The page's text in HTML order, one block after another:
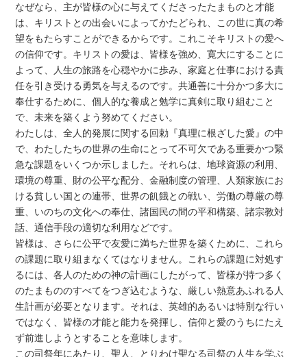
なぜなら、主が皆様の心に与えてくださったたまものと才能
は、キリストとの出会いによってかたどられ、この世に真の希
望をもたらすことができるからです。これこそキリストの愛へ
の信仰です。キリストの愛は、皆様を強め、寛大にすることに
よって、人生の旅路を心穏やかに歩み、家庭と仕事における責
任を引き受ける勇気を与えるのです。共通善に十分かつ多大に
奉仕するために、個人的な養成と勉学に真剣に取り組むこと
で、未来を築くよう努めてください。
わたしは、全人的発展に関する回勅『真理に根ざした愛』の中
で、わたしたちの世界の生命にとって不可欠である重要かつ緊
急な課題をいくつか示しました。それらは、地球資源の利用、
環境の尊重、財の公平な配分、金融制度の管理、人類家族にお
ける貧しい国との連帯、世界の飢餓との戦い、労働の尊厳の尊
重、いのちの文化への奉仕、諸国民の間の平和構築、諸宗教対
話、通信手段の適切な利用などです。
皆様は、さらに公平で友愛に満ちた世界を築くために、これら
の課題に取り組まなくてはなりません。これらの課題に対処す
るには、各人のための神の計画にしたがって、皆様が持つ多く
のたまもののすべてをつぎ込むような、厳しい熱意あふれる人
生計画が必要となります。それは、英雄的あるいは特別な行い
ではなく、皆様の才能と能力を発揮し、信仰と愛のうちにたえ
ず前進しようとすることを意味します。
この司祭年にあたり、聖人、とりわけ聖なる司祭の人生を学ぶ